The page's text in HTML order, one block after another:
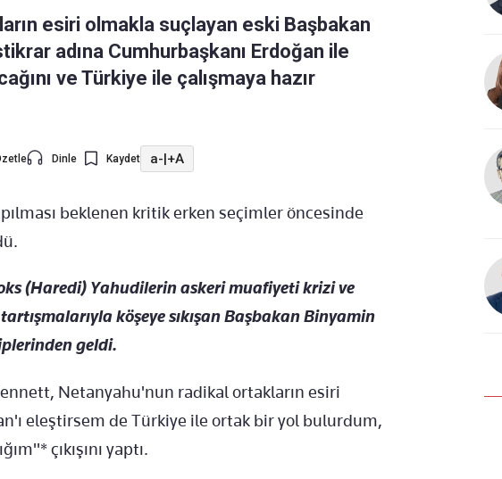
esiri olmakla suçlayan eski Başbakan
adına Cumhurbaşkanı Erdoğan ile
ve Türkiye ile çalışmaya hazır
Dinle Kaydet a-|+A
beklenen kritik erken seçimler öncesinde
(Haredi) Yahudilerin askeri muafiyeti krizi ve
köşeye sıkışan Başbakan Binyamin
geldi.
Netanyahu'nun radikal ortakların esiri
eleştirsem de Türkiye ile ortak bir yol bulurdum,
çıkışını yaptı.